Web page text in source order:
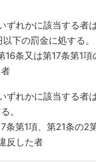
れかに該当する者
下の罰金に処する。
16条又は第17条第1項
れかに該当する者
。
条第1項、第21条の2
反した者